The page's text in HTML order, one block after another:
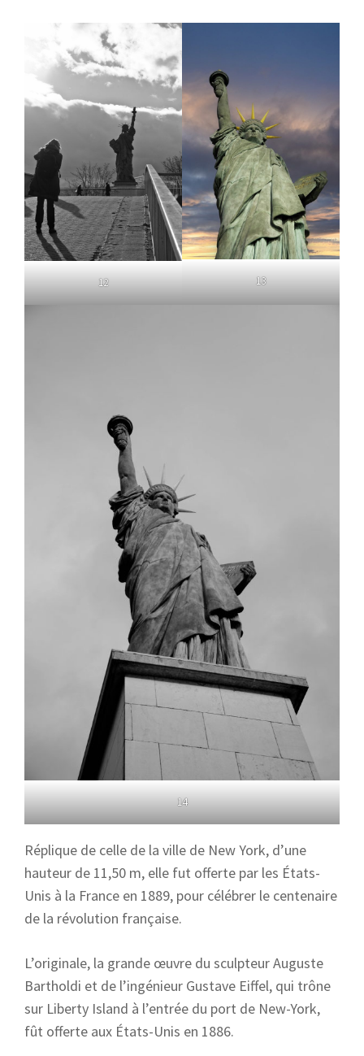
12 13
14
Réplique de celle de la ville de New York, d’une
hauteur de 11,50 m, elle fut offerte par les États-
Unis à la France en 1889, pour célébrer le centenaire
de la révolution française.
L’originale, la grande œuvre du sculpteur Auguste
Bartholdi et de l’ingénieur Gustave Eiffel, qui trône
sur Liberty Island à l’entrée du port de New-York,
fût offerte aux États-Unis en 1886.